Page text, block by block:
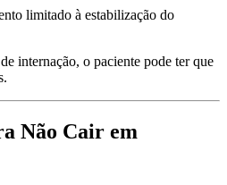
limitado à estabilização do
internação, o paciente pode ter que
Não Cair em